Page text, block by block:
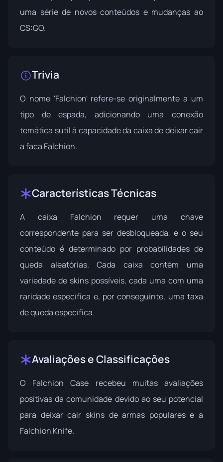
uma série de novos conteúdos e mudanças ao
CS:GO.
Trivia
O nome 'Falchion' refere-se originalmente a um
tipo de espada, adicionando uma conexão
temática sutil à capacidade da caixa de deixar cair
a faca Falchion.
Características Técnicas
A caixa Falchion requer uma chave
correspondente para ser desbloqueada, e o seu
conteúdo é determinado por probabilidades de
queda aleatórias. Cada caixa contém uma
variedade de skins possíveis, cada uma com uma
raridade específica e, por conseguinte, uma taxa
de queda específica.
Avaliações e Classificações
O Falchion Case recebeu muitas avaliações
positivas da comunidade devido ao seu potencial
para deixar cair skins de armas populares e a
Falchion Knife.